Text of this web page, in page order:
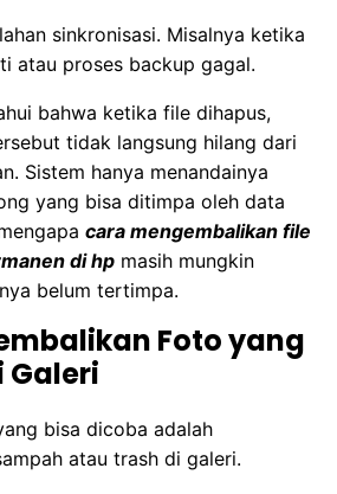
sinkronisasi. Misalnya ketika
atau proses backup gagal.
bahwa ketika file dihapus,
tidak langsung hilang dari
Sistem hanya menandainya
yang bisa ditimpa oleh data
cara mengembalikan file
di hp masih mungkin
belum tertimpa.
Foto yang
Galeri
bisa dicoba adalah
atau trash di galeri.